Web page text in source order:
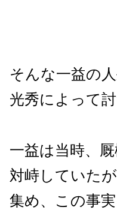
そんな一益の
光秀によって
一益は当時、
対峙していた
集め、この事